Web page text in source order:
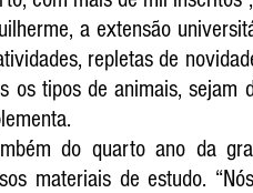
a extensão
repletas de
os tipos de animais, sejam
do quarto ano da
materiais de estudo.